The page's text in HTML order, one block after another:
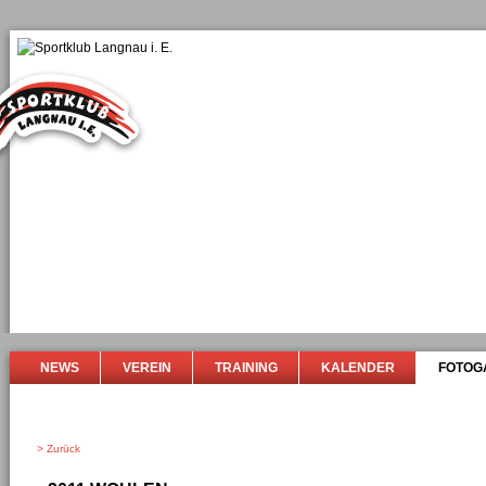
NEWS VEREIN TRAINING KALENDER
> Zurück